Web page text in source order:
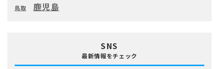
鳥取 鹿児島
SNS
最新情報をチェック